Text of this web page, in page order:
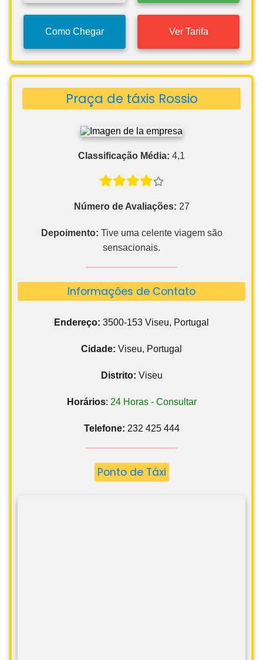
Como Chegar Ver Tarifa
Praça de táxis Rossio
Classificação Média: 4,1
Número de Avaliações: 27
Depoimento: Tive uma celente viagem são
sensacionais.
Informações de Contato
Endereço: 3500-153 Viseu, Portugal
Cidade: Viseu, Portugal
Distrito: Viseu
Horários: 24 Horas - Consultar
Telefone: 232 425 444
Ponto de Táxi